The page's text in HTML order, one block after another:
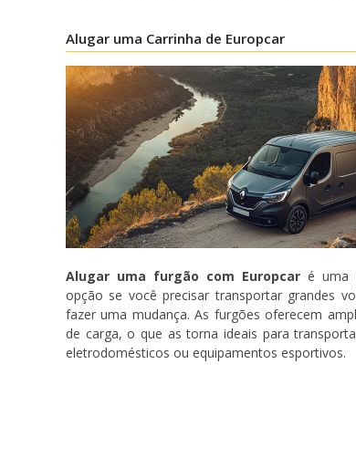
Alugar uma Carrinha de Europcar
Alugar uma furgão com Europcar é uma
opção se você precisar transportar grandes
fazer uma mudança. As furgões oferecem
de carga, o que as torna ideais para
eletrodomésticos ou equipamentos esportivos.